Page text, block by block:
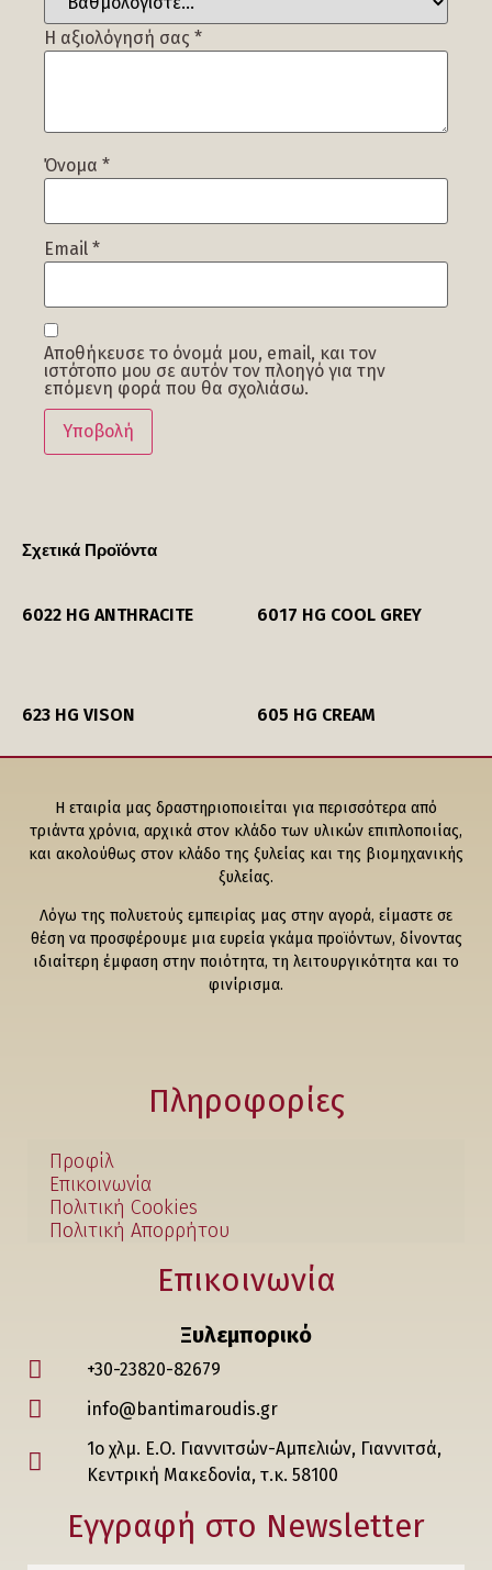
Η αξιολόγησή σας *
Όνομα *
Email *
Αποθήκευσε το όνομά μου, email, και τον
ιστότοπο μου σε αυτόν τον πλοηγό για την
επόμενη φορά που θα σχολιάσω.
Σχετικά Προϊόντα
6022 HG ANTHRACITE 6017 HG COOL GREY
623 HG VISON 605 HG CREAM
Η εταιρία μας δραστηριοποιείται για περισσότερα από
τριάντα χρόνια, αρχικά στον κλάδο των υλικών επιπλοποιίας,
και ακολούθως στον κλάδο της ξυλείας και της βιομηχανικής
ξυλείας.
Λόγω της πολυετούς εμπειρίας μας στην αγορά, είμαστε σε
θέση να προσφέρουμε μια ευρεία γκάμα προϊόντων, δίνοντας
ιδιαίτερη έμφαση στην ποιότητα, τη λειτουργικότητα και το
φινίρισμα.
Πληροφορίες
Προφίλ
Επικοινωνία
Πολιτική Cookies
Πολιτική Απορρήτου
Επικοινωνία
Ξυλεμπορικό
+30-23820-82679
info@bantimaroudis.gr
1ο χλμ. Ε.Ο. Γιαννιτσών-Αμπελιών, Γιαννιτσά,
Κεντρική Μακεδονία, τ.κ. 58100
Εγγραφή στο Νewsletter